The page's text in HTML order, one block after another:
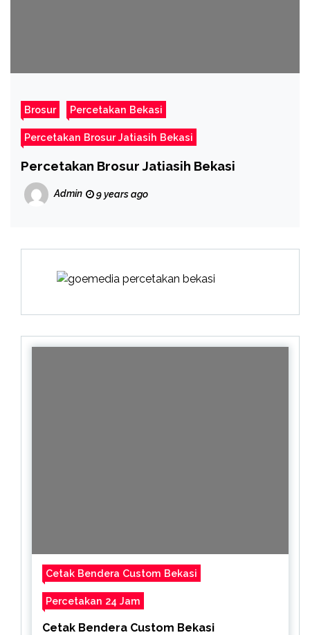
Brosur Percetakan Bekasi
Percetakan Brosur Jatiasih Bekasi
Percetakan Brosur Jatiasih Bekasi
Admin 9 years ago
Cetak Bendera Custom Bekasi
Percetakan 24 Jam
Cetak Bendera Custom Bekasi